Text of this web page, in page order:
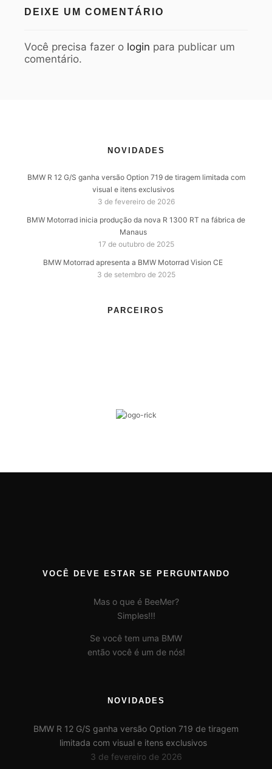
DEIXE UM COMENTÁRIO
Você precisa fazer o login para publicar um
comentário.
NOVIDADES
BMW R 12 G/S ganha versão Option 719 de tiragem limitada com
visual e itens exclusivos
3 de fevereiro de 2026
BMW Motorrad inicia produção da nova R 1300 RT na fábrica de
Manaus
17 de outubro de 2025
BMW Motorrad apresenta a BMW Motorrad Vision CE
3 de setembro de 2025
PARCEIROS
VOCÊ DEVE ESTAR SE PERGUNTANDO
Mas o que é BeeMer?
Simples!!!
Se você tem uma BMW
então você é um de nós!
NOVIDADES
BMW R 12 G/S ganha versão Option 719 de tiragem
limitada com visual e itens exclusivos
3 de fevereiro de 2026